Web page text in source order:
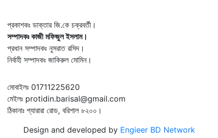
প্রকাশকঃ ডাক্তার জি.কে চক্রবর্তী।
সম্পাদকঃ কাজী মফিজুল ইসলাম।
প্রধান সম্পাদকঃ নুসরাত রসিদ।
নির্বাহী সম্পাদকঃ জাকিরুল মোমিন।
মোবাইলঃ 01711225620
মেইলঃ protidin.barisal@gmail.com
ঠিকানাঃ প্যারারা রোড, বরিশাল ৮২০০।
Design and developed by Engieer BD Network